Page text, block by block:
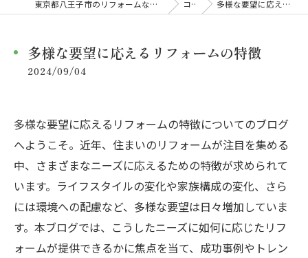
東京都八王子市のリフォームならコスモトーヨー住器株式会社 コラム 多様な要望に応えるリフォームの特徴
多様な要望に応えるリフォームの特徴
2024/09/04
多様な要望に応えるリフォームの特徴についてのブログ
へようこそ。近年、住まいのリフォームが注目を集める
中、さまざまなニーズに応えるための特徴が求められて
います。ライフスタイルの変化や家族構成の変化、さら
には環境への配慮など、多様な要望は日々増加していま
す。本ブログでは、こうしたニーズに如何に応じたリフ
ォームが提供できるかに焦点を当て、成功事例やトレン